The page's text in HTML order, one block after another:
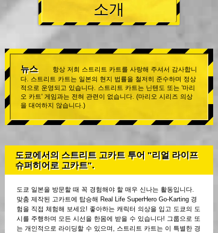
소개
뉴스
항상 저희 스트리트 카트를 사랑해 주셔서 감사합니
다. 스트리트 카트는 일본의 현지 법률을 철저히 준수하며 정상
적으로 운영되고 있습니다. 스트리트 카트는 닌텐도 또는 '마리
오 카트' 게임과는 전혀 관련이 없습니다. (마리오 시리즈 의상
을 대여하지 않습니다.)
도쿄에서의 스트리트 고카트 투어 "리얼 라이프
슈퍼히어로 고카트".
도쿄 일본을 방문할 때 꼭 경험해야 할 매우 신나는 활동입니다.
맞춤 제작된 고카트에 탑승해 Real Life SuperHero Go-Karting 경
험을 직접 체험해 보세요! 좋아하는 캐릭터 의상을 입고 도쿄의 도
시를 주행하며 모든 시선을 한몸에 받을 수 있습니다! 그룹으로 또
는 개인적으로 라이딩할 수 있으며, 스트리트 카트는 이 특별한 경